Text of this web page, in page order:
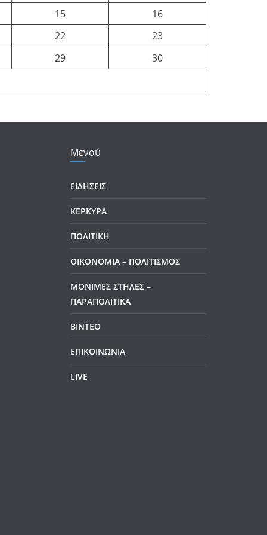
15
16
22
23
29
30
Μενού
ΕΙΔΗΣΕΙΣ
ΚΕΡΚΥΡΑ
ΠΟΛΙΤΙΚΗ
ΟΙΚΟΝΟΜΙΑ – ΠΟΛΙΤΙΣΜΟΣ
ΜΟΝΙΜΕΣ ΣΤΗΛΕΣ –
ΠΑΡΑΠΟΛΙΤΙΚΑ
ΒΙΝΤΕΟ
ΕΠΙΚΟΙΝΩΝΙΑ
LIVE